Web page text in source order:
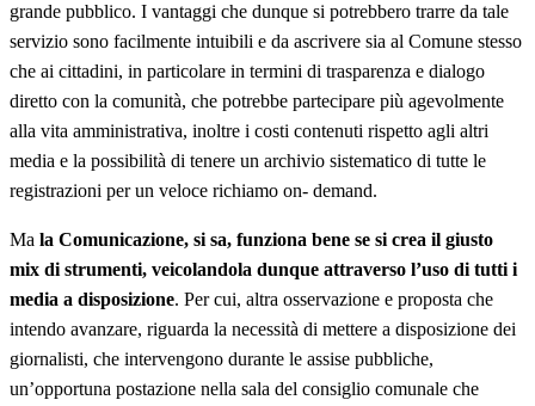
grande pubblico. I vantaggi che dunque si potrebbero trarre da tale
servizio sono facilmente intuibili e da ascrivere sia al Comune stesso
che ai cittadini, in particolare in termini di trasparenza e dialogo
diretto con la comunità, che potrebbe partecipare più agevolmente
alla vita amministrativa, inoltre i costi contenuti rispetto agli altri
media e la possibilità di tenere un archivio sistematico di tutte le
registrazioni per un veloce richiamo on- demand.
Ma la Comunicazione, si sa, funziona bene se si crea il giusto
mix di strumenti, veicolandola dunque attraverso l’uso di tutti i
media a disposizione. Per cui, altra osservazione e proposta che
intendo avanzare, riguarda la necessità di mettere a disposizione dei
giornalisti, che intervengono durante le assise pubbliche,
un’opportuna postazione nella sala del consiglio comunale che